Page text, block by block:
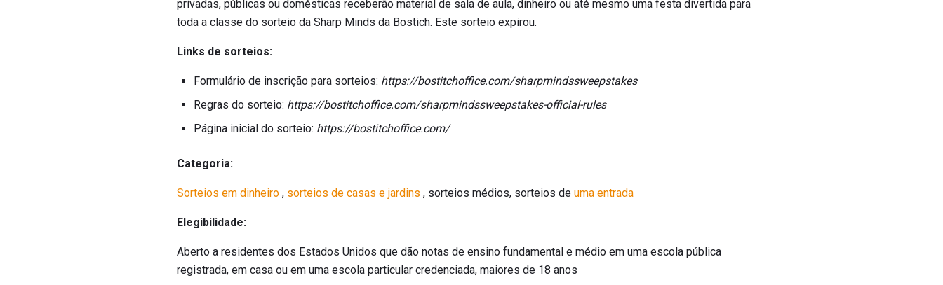
privadas, públicas ou domésticas receberão material de sala de aula, dinheiro ou até mesmo uma festa divertida para
toda a classe do sorteio da Sharp Minds da Bostich. Este sorteio expirou.
Links de sorteios:
Formulário de inscrição para sorteios: https://bostitchoffice.com/sharpmindssweepstakes
Regras do sorteio: https://bostitchoffice.com/sharpmindssweepstakes-official-rules
Página inicial do sorteio: https://bostitchoffice.com/
Categoria:
Sorteios em dinheiro , sorteios de casas e jardins , sorteios médios, sorteios de uma entrada
Elegibilidade:
Aberto a residentes dos Estados Unidos que dão notas de ensino fundamental e médio em uma escola pública
registrada, em casa ou em uma escola particular credenciada, maiores de 18 anos